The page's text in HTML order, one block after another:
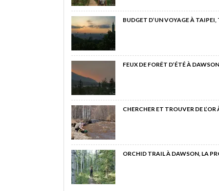
BUDGET D’UN VOYAGE À
FEUX DE FORÊT D’ÉTÉ À
CHERCHER ET TROUVER DE
ORCHID TRAIL À DAWSON, LA